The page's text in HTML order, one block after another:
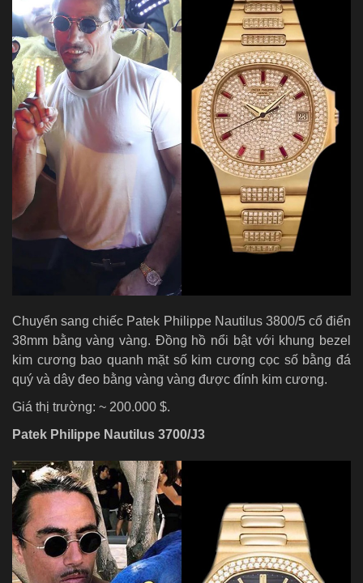
Chuyển sang chiếc Patek Philippe Nautilus 3800/5 cổ điển
38mm bằng vàng vàng. Đồng hồ nổi bật với khung bezel
kim cương bao quanh mặt số kim cương cọc số bằng đá
quý và dây đeo bằng vàng vàng được đính kim cương.
Giá thị trường: ~ 200.000 $.
Patek Philippe Nautilus 3700/J3